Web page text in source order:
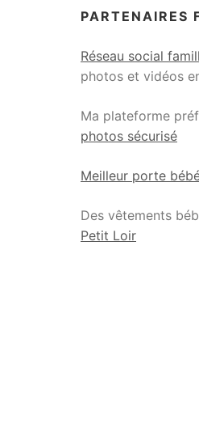
PARTENAIRES
Réseau social
photos et vidéos
Ma plateforme
photos sécurisé
Meilleur porte
Des vêtements
Petit Loir